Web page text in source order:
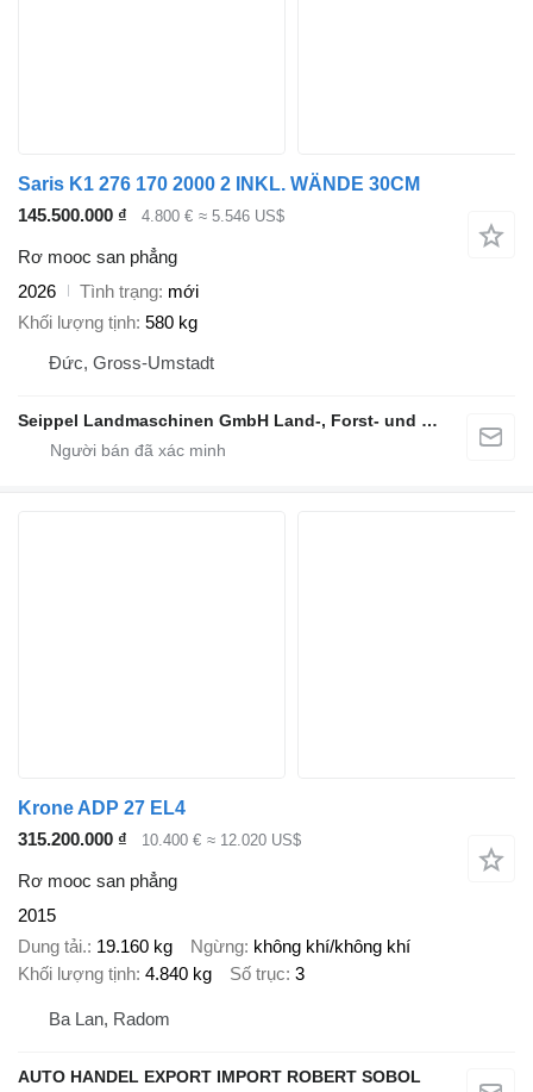
Saris K1 276 170 2000 2 INKL. WÄNDE 30CM
145.500.000 ₫
4.800 € ≈ 5.546 US$
Rơ mooc san phẳng
2026
Tình trạng mới
Khối lượng tịnh 580 kg
Đức, Gross-Umstadt
Seippel Landmaschinen GmbH Land-, Forst- und Gartentechnik
Krone ADP 27 EL4
315.200.000 ₫
10.400 € ≈ 12.020 US$
Rơ mooc san phẳng
2015
Dung tải. 19.160 kg Ngừng không khí/không khí
Khối lượng tịnh 4.840 kg Số trục 3
Ba Lan, Radom
AUTO HANDEL EXPORT IMPORT ROBERT SOBOL